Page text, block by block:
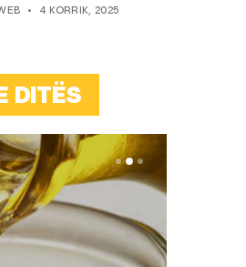
4 KORRIK, 2025
DITËS